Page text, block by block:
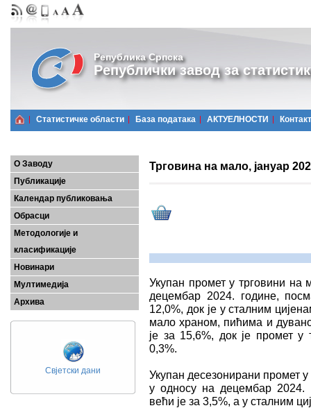
Република Српска
Републички завод за
Статистичке области Базa података АКТУЕЛНОСТИ Контакт
О Заводу
Публикације
Календар публиковања
Обрасци
Методологије и
класификације
Новинари
Мултимедија
Архива
Свјетски дани
Трговина на мало, јануар
Укупан промет у трговини на
децембар 2024. године,
12,0%, док је у сталним
мало храном, пићима и
је за 15,6%, док је промет
0,3%.
Укупан десезонирани промет
у односу на децембар 2024.
већи је за 3,5%, а у сталним